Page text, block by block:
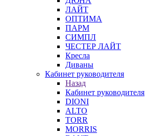
ЛАЙТ
ОПТИМА
ПАРМ
СИМПЛ
ЧЕСТЕР ЛАЙТ
Кресла
Диваны
Кабинет руководителя
Назад
Кабинет руководителя
DIONI
ALTO
TORR
MORRIS